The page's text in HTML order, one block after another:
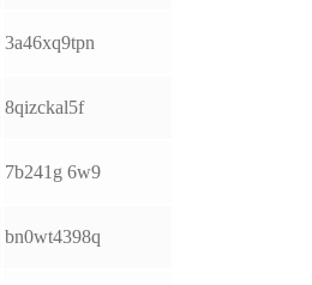
3a46xq9tpn
8qizckal5f
7b241g 6w9
bn0wt4398q